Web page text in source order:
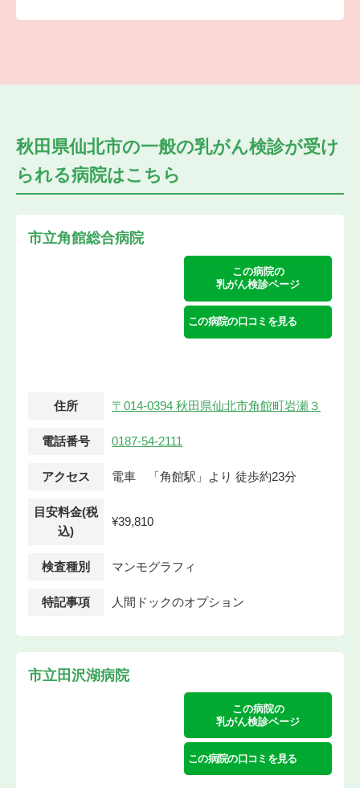
秋田県仙北市の一般の乳がん検診が受け
られる病院はこちら
市立角館総合病院
この病院の
乳がん検診ページ
この病院の口コミを見る
住所 〒014-0394 秋田県仙北市角館町岩瀬３
電話番号 0187-54-2111
アクセス 電車 「角館駅」より 徒歩約23分
目安料金(税
込)
¥39,810
検査種別 マンモグラフィ
特記事項 人間ドックのオプション
市立田沢湖病院
この病院の
乳がん検診ページ
この病院の口コミを見る